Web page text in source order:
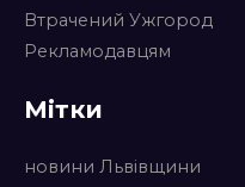
Втрачений Ужгород
Рекламодавцям
Мітки
новини Львівщини